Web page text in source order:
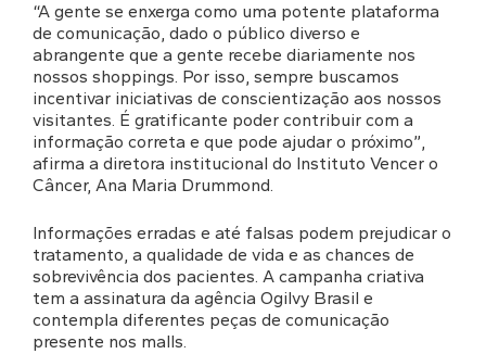
“A gente se enxerga como uma potente plataforma
de comunicação, dado o público diverso e
abrangente que a gente recebe diariamente nos
nossos shoppings. Por isso, sempre buscamos
incentivar iniciativas de conscientização aos nossos
visitantes. É gratificante poder contribuir com a
informação correta e que pode ajudar o próximo”,
afirma a diretora institucional do Instituto Vencer o
Câncer, Ana Maria Drummond.
Informações erradas e até falsas podem prejudicar o
tratamento, a qualidade de vida e as chances de
sobrevivência dos pacientes. A campanha criativa
tem a assinatura da agência Ogilvy Brasil e
contempla diferentes peças de comunicação
presente nos malls.